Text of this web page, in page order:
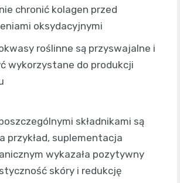
chronić kolagen przed
oksydacyjnymi
roślinne są przyswajalne i
wykorzystane do produkcji
składnikami są
przykład, suplementacja
wykazała pozytywny
skóry i redukcję